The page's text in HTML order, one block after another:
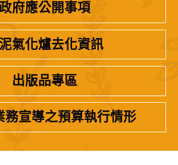
府應公開事項
氣化爐去化資訊
出版品專區
務宣導之預算執行情形